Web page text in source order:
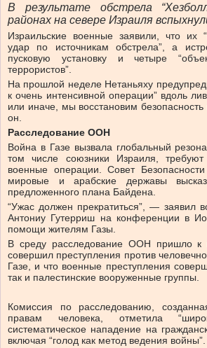
В результате обстрела
районах на севере Израиля
Израильские военные заявили, что их
удар по источникам обстрела”, а
пусковую установку и четыре
террористов”.
На прошлой неделе Нетаньяху
к очень интенсивной операции” вдоль
или иначе, мы восстановим
он.
Расследование ООН
Война в Газе вызвала глобальный
том числе союзники Израиля, требуют
военные операции. Совет
мировые и арабские державы
предложенного плана Байдена.
“Ужас должен прекратиться”, — заявил
Антониу Гутерриш на конференции в
помощи жителям Газы.
В среду расследование ООН пришло к
совершил преступления против
Газе, и что военные преступления
так и палестинские вооруженные группы.
Комиссия по расследованию,
правам человека, отметила
систематическое нападение на
включая “голод как метод ведения войны”.